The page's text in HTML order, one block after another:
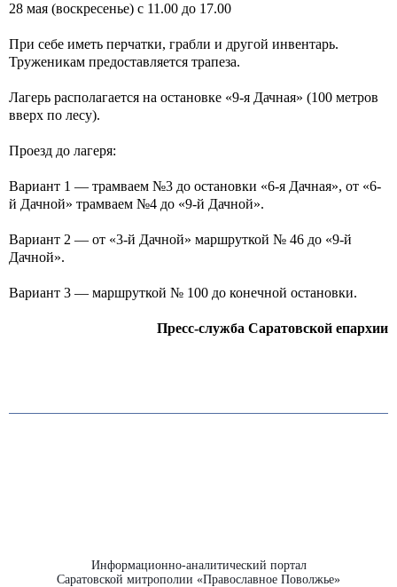
28 мая (воскресенье) с 11.00 до 17.00
При себе иметь перчатки, грабли и другой инвентарь.
Труженикам предоставляется трапеза.
Лагерь располагается на остановке «9-я Дачная» (100 метров
вверх по лесу).
Проезд до лагеря:
Вариант 1 — трамваем №3 до остановки «6-я Дачная», от «6-
й Дачной» трамваем №4 до «9-й Дачной».
Вариант 2 — от «3-й Дачной» маршруткой № 46 до «9-й
Дачной».
Вариант 3 — маршруткой № 100 до конечной остановки.
Пресс-служба Саратовской епархии
Информационно-аналитический портал
Саратовской митрополии «Православное Поволжье»